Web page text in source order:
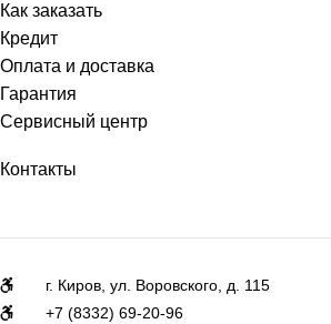
Как заказать
Кредит
Оплата и доставка
Гарантия
Сервисный центр
Контакты
г. Киров, ул. Воровского, д. 115
+7 (8332) 69-20-96